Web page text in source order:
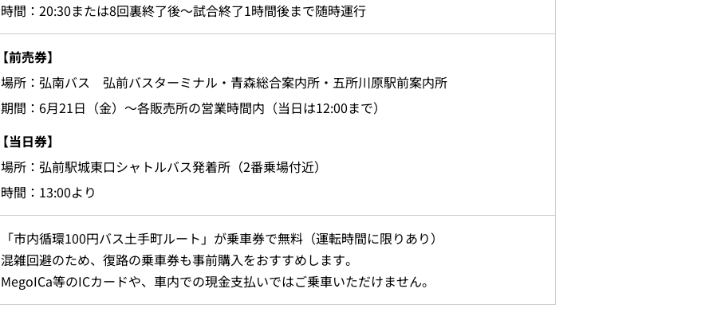
時間：20:30または8回裏終了後～試合終了1時間後まで随時運行
【前売券】
場所：弘南バス 弘前バスターミナル・青森総合案内所・五所川原駅前案内所
期間：6月21日（金）～各販売所の営業時間内（当日は12:00まで）
【当日券】
場所：弘前駅城東口シャトルバス発着所（2番乗場付近）
時間：13:00より
「市内循環100円バス土手町ルート」が乗車券で無料（運転時間に限りあり）
混雑回避のため、復路の乗車券も事前購入をおすすめします。
MegoICa等のICカードや、車内での現金支払いではご乗車いただけません。